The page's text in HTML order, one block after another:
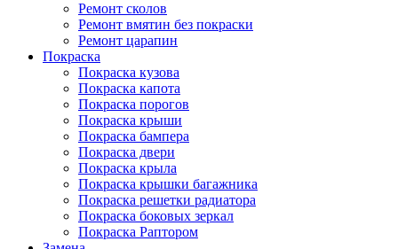
Ремонт сколов
Ремонт вмятин без покраски
Ремонт царапин
Покраска
Покраска кузова
Покраска капота
Покраска порогов
Покраска крыши
Покраска бампера
Покраска двери
Покраска крыла
Покраска крышки багажника
Покраска решетки радиатора
Покраска боковых зеркал
Покраска Раптором